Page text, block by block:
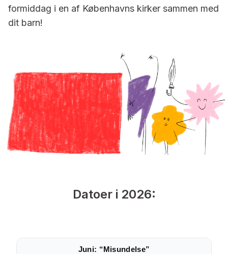
formiddag i en af Københavns kirker sammen med
dit barn!
Datoer i 2026:
Juni: “Misundelse”